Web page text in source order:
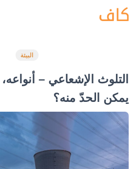
البيئة
التلوث الإشعاعي –
يمكن الحدّ منه؟